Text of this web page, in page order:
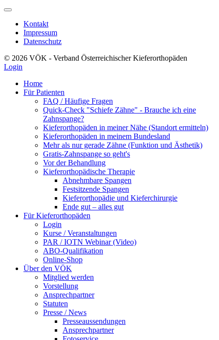
Kontakt
Impressum
Datenschutz
© 2026 VÖK - Verband Österreichischer Kieferorthopäden
Login
Home
Für Patienten
FAQ / Häufige Fragen
Quick-Check "Schiefe Zähne" - Brauche ich eine
Zahnspange?
Kieferorthopäden in meiner Nähe (Standort ermitteln)
Kieferorthopäden in meinem Bundesland
Mehr als nur gerade Zähne (Funktion und Ästhetik)
Gratis-Zahnspange so geht's
Vor der Behandlung
Kieferorthopädische Therapie
Abnehmbare Spangen
Festsitzende Spangen
Kieferorthopädie und Kieferchirurgie
Ende gut – alles gut
Für Kieferorthopäden
Login
Kurse / Veranstaltungen
PAR / IOTN Webinar (Video)
ABO-Qualifikation
Online-Shop
Über den VÖK
Mitglied werden
Vorstellung
Ansprechpartner
Statuten
Presse / News
Presseaussendungen
Ansprechpartner